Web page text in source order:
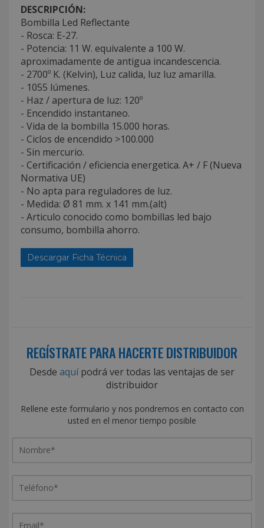
DESCRIPCIÓN:
Bombilla Led Reflectante
- Rosca: E-27.
- Potencia: 11 W. equivalente a 100 W.
aproximadamente de antigua incandescencia.
- 2700º K. (Kelvin), Luz calida, luz luz amarilla.
- 1055 lúmenes.
- Haz / apertura de luz: 120º
- Encendido instantaneo.
- Vida de la bombilla 15.000 horas.
- Ciclos de encendido >100.000
- Sin mercurio.
- Certificación / eficiencia energetica. A+ / F (Nueva
Normativa UE)
- No apta para reguladores de luz.
- Medida: Ø 81 mm. x 141 mm.(alt)
- Articulo conocido como bombillas led bajo
consumo, bombilla ahorro.
Descargar Ficha Técnica
REGÍSTRATE PARA HACERTE DISTRIBUIDOR
Desde aquípodrá ver todas las ventajas de ser
distribuidor
Rellene este formulario y nos pondremos en contacto con
usted en el menor tiempo posible